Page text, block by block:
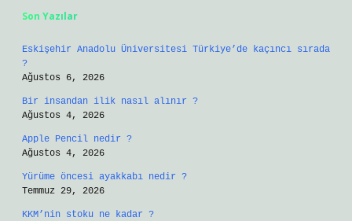
Son Yazılar
Eskişehir Anadolu Üniversitesi Türkiye’de kaçıncı sırada
?
Ağustos 6, 2026
Bir insandan ilik nasıl alınır ?
Ağustos 4, 2026
Apple Pencil nedir ?
Ağustos 4, 2026
Yürüme öncesi ayakkabı nedir ?
Temmuz 29, 2026
KKM’nin stoku ne kadar ?